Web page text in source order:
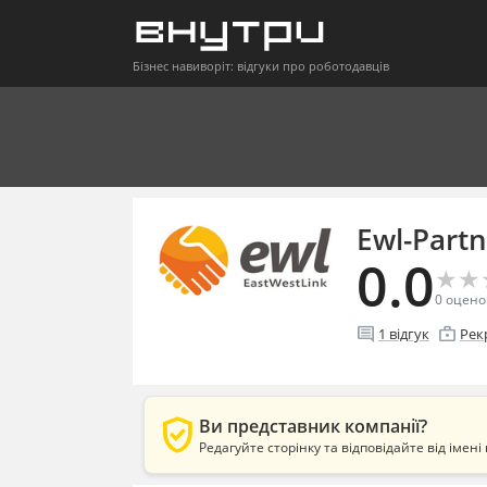
Бізнес навиворіт: відгуки про роботодавців
Ewl-
0.0★
★★
★
0
comment 1 відгук enterprise
verified_user Ви представник компанії?
Редагуйте сторінку та відповідайте від імені